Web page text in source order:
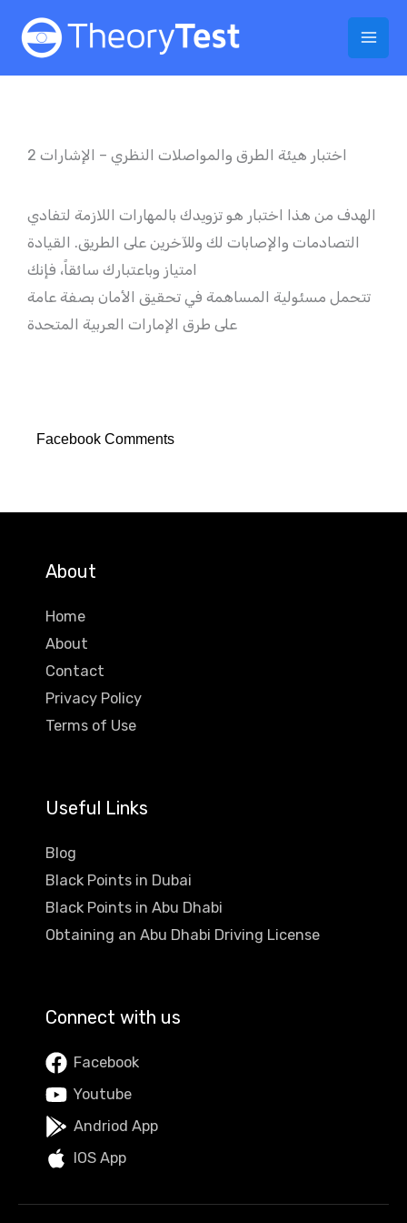
اختبار هيئة الطرق والمواصلات النظري – الإشارات 2
الهدف من هذا اختبار هو تزويدك بالمهارات اللازمة لتفادي
التصادمات والإصابات لك وللآخرين على الطريق. القيادة
امتياز وباعتبارك سائقاً، فإنك
تتحمل مسئولية المساهمة في تحقيق الأمان بصفة عامة
على طرق الإمارات العربية المتحدة
Facebook Comments
About
Home
About
Contact
Privacy Policy
Terms of Use
Useful Links
Blog
Black Points in Dubai
Black Points in Abu Dhabi
Obtaining an Abu Dhabi Driving License
Connect with us
Facebook
Youtube
Andriod App
IOS App